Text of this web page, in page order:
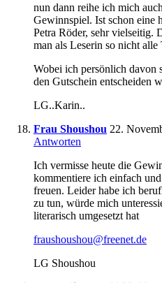
nun dann reihe ich mich
Gewinnspiel. Ist schon eine
Petra Röder, sehr vielseitig.
man als Leserin so nicht alle
Wobei ich persönlich davon
den Gutschein entscheiden
LG..Karin..
Frau Shoushou 22.
Antworten
Ich vermisse heute die
kommentiere ich einfach
freuen. Leider habe ich
zu tun, würde mich
literarisch umgesetzt hat
fraushoushou@freenet.de
LG Shoushou